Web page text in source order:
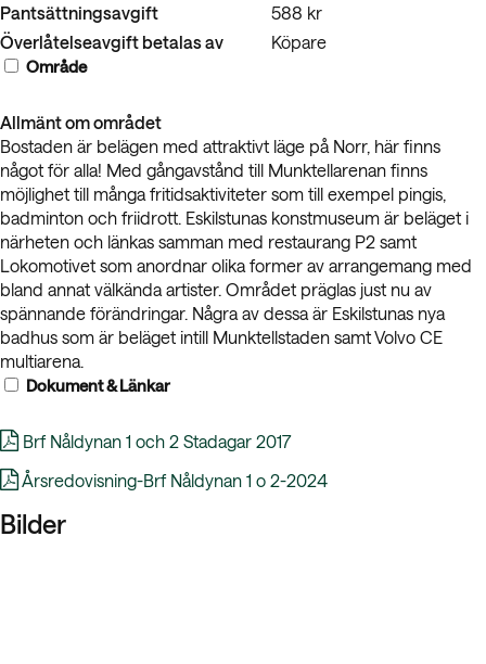
Pantsättningsavgift
588 kr
Överlåtelseavgift betalas av
Köpare
Område
Allmänt om området
Bostaden är belägen med attraktivt läge på Norr, här finns
något för alla! Med gångavstånd till Munktellarenan finns
möjlighet till många fritidsaktiviteter som till exempel pingis,
badminton och friidrott. Eskilstunas konstmuseum är beläget i
närheten och länkas samman med restaurang P2 samt
Lokomotivet som anordnar olika former av arrangemang med
bland annat välkända artister. Området präglas just nu av
spännande förändringar. Några av dessa är Eskilstunas nya
badhus som är beläget intill Munktellstaden samt Volvo CE
multiarena.
Dokument & Länkar
Brf Nåldynan 1 och 2 Stadagar 2017
Årsredovisning-Brf Nåldynan 1 o 2-2024
Bilder